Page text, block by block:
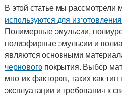
В этой статье мы рассмотрели
используются для
Полимерные эмульсии,
полиэфирные эмульсии и
являются основными
чернового покрытия. Выбор
многих факторов, таких как
эксплуатации и требования к